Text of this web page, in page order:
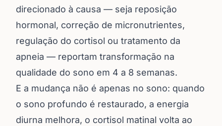
direcionado à causa — seja reposição
hormonal, correção de micronutrientes,
regulação do cortisol ou tratamento da
apneia — reportam transformação na
qualidade do sono em 4 a 8 semanas.
E a mudança não é apenas no sono: quando
o sono profundo é restaurado, a energia
diurna melhora, o cortisol matinal volta ao